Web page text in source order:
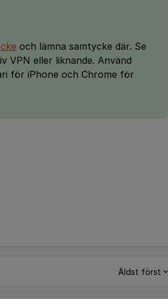
och lämna samtycke där. Se
VPN eller liknande. Använd
för iPhone och Chrome för
Äldst först